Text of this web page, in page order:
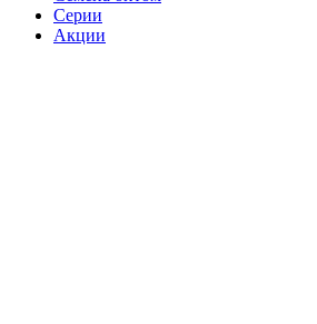
Серии
Акции